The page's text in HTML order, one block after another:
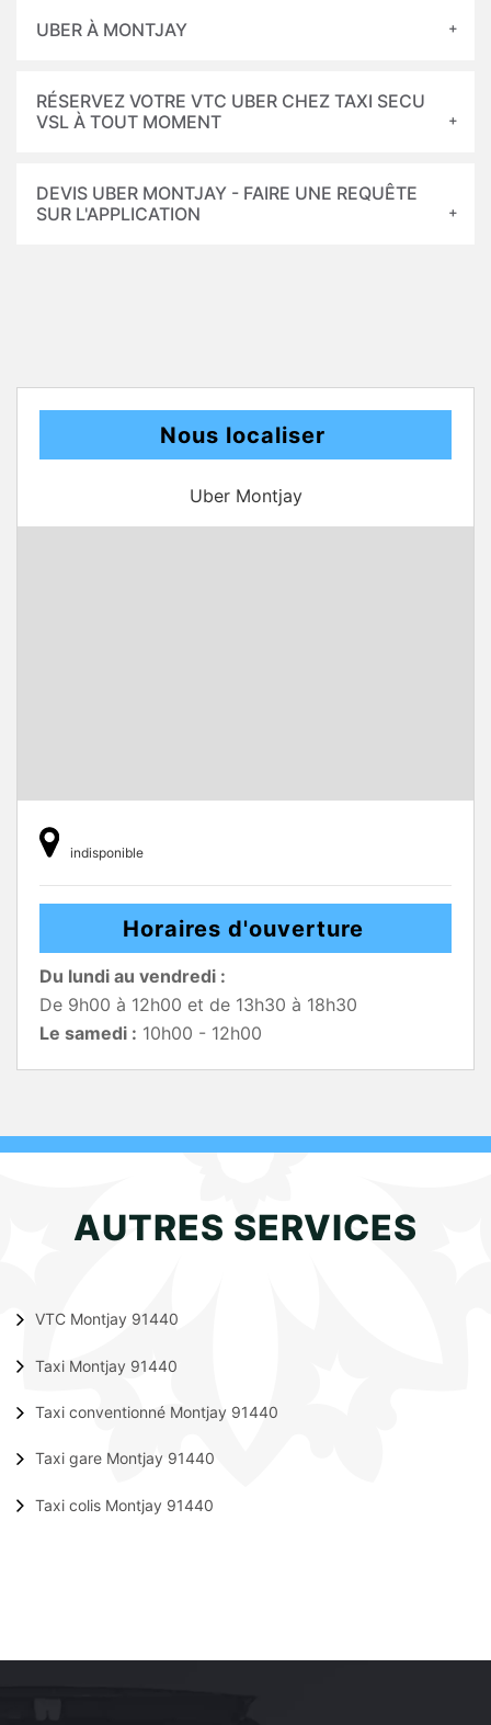
UBER À MONTJAY
RÉSERVEZ VOTRE VTC UBER CHEZ TAXI SECU
VSL À TOUT MOMENT
DEVIS UBER MONTJAY - FAIRE UNE REQUÊTE
SUR L'APPLICATION
Nous localiser
Uber Montjay
indisponible
Horaires d'ouverture
Du lundi au vendredi :
De 9h00 à 12h00 et de 13h30 à 18h30
Le samedi : 10h00 - 12h00
AUTRES SERVICES
VTC Montjay 91440
Taxi Montjay 91440
Taxi conventionné Montjay 91440
Taxi gare Montjay 91440
Taxi colis Montjay 91440